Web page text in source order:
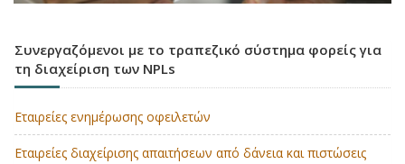
Συνεργαζόμενοι με το τραπεζικό σύστημα φορείς για
τη διαχείριση των NPLs
Εταιρείες ενημέρωσης οφειλετών
Εταιρείες διαχείρισης απαιτήσεων από δάνεια και πιστώσεις